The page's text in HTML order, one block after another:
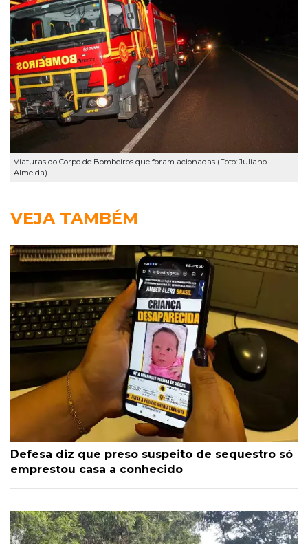
Viaturas do Corpo de Bombeiros que foram acionadas (Foto: Juliano
Almeida)
VEJA TAMBÉM
Defesa diz que preso suspeito de sequestro só
emprestou casa a conhecido